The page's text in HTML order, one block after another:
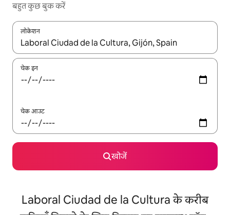
बहुत कुछ बुक करें
लोकेशन
नतीजों के उपलब्ध होने पर, अप और डाउन 'ऐरो की' का इस्तेमाल करके नेविगेट
चेक इन
चेक आउट
खोजें
Laboral Ciudad de la Cultura के करीब